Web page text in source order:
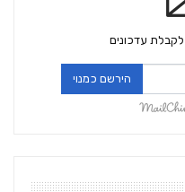
לקבלת עדכונים
הירשם כמנוי